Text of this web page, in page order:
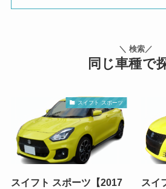
＼ 検索／
同じ車種で
スイフト スポーツ
スイフト スポーツ【2017
スイ